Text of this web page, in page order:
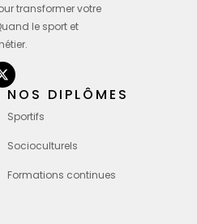
transformer votre
le sport et
NOS DIPLÔMES
Sportifs
Socioculturels
Formations continues